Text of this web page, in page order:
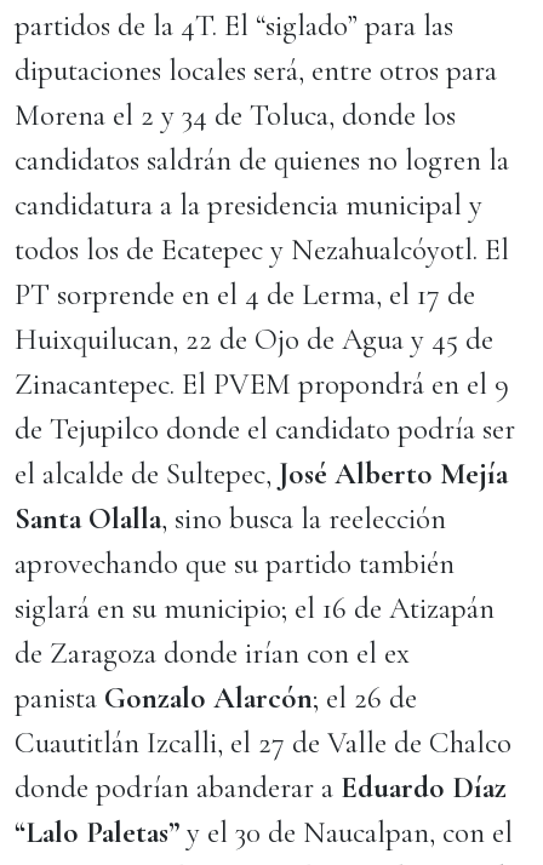
partidos de la 4T. El “siglado” para las
diputaciones locales será, entre otros para
Morena el 2 y 34 de Toluca, donde los
candidatos saldrán de quienes no logren la
candidatura a la presidencia municipal y
todos los de Ecatepec y Nezahualcóyotl. El
PT sorprende en el 4 de Lerma, el 17 de
Huixquilucan, 22 de Ojo de Agua y 45 de
Zinacantepec. El PVEM propondrá en el 9
de Tejupilco donde el candidato podría ser
el alcalde de Sultepec, José Alberto Mejía
Santa Olalla, sino busca la reelección
aprovechando que su partido también
siglará en su municipio; el 16 de Atizapán
de Zaragoza donde irían con el ex
panista Gonzalo Alarcón; el 26 de
Cuautitlán Izcalli, el 27 de Valle de Chalco
donde podrían abanderar a Eduardo Díaz
“Lalo Paletas” y el 30 de Naucalpan, con el